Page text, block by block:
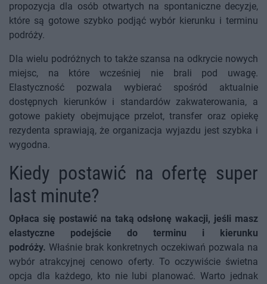
propozycja dla osób otwartych na spontaniczne decyzje,
które są gotowe szybko podjąć wybór kierunku i terminu
podróży.
Dla wielu podróżnych to także szansa na odkrycie nowych
miejsc, na które wcześniej nie brali pod uwagę.
Elastyczność pozwala wybierać spośród aktualnie
dostępnych kierunków i standardów zakwaterowania, a
gotowe pakiety obejmujące przelot, transfer oraz opiekę
rezydenta sprawiają, że organizacja wyjazdu jest szybka i
wygodna.
Kiedy postawić na ofertę super
last minute?
Opłaca się postawić na taką odsłonę wakacji, jeśli masz
elastyczne podejście do terminu i kierunku
podróży. Właśnie brak konkretnych oczekiwań pozwala na
wybór atrakcyjnej cenowo oferty. To oczywiście świetna
opcja dla każdego, kto nie lubi planować. Warto jednak